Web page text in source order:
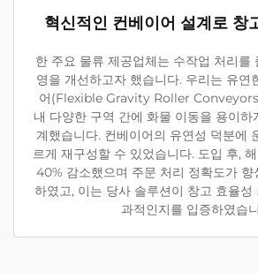
혁신적인 컨베이어 설계로 창
한 주요 물류 제공업체는 수작업 처리를
영을 개선하고자 했습니다. 우리는 유연
어(Flexible Gravity Roller
내 다양한 구역 간에 화물 이동을 용이하
계했습니다. 컨베이어의 유연성 덕분에
르게 재구성할 수 있었습니다. 도입 후,
40% 감소했으며 주문 처리 정확도가 향
하였고, 이는 당사 솔루션이 창고 효율성
과적인지를 입증하였습